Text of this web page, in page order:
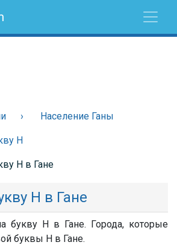
Население Ганы
Н
Н в Гане
Н в Гане
букву Н в Гане. Города, которые
буквы Н в Гане.